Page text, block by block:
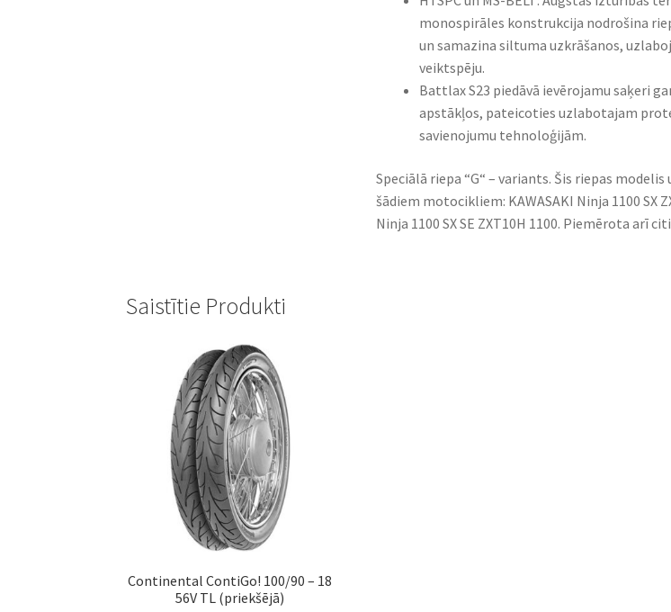
monospirāles konstrukcija nodrošina
un samazina siltuma uzkrāšanos,
veiktspēju.​
Battlax S23 piedāvā ievērojamu saķeri
apstākļos, pateicoties uzlabotajam
savienojumu tehnoloģijām.
Speciālā riepa “G“ – variants. Šis riepas
šādiem motocikliem: KAWASAKI Ninja 1100 SX
Ninja 1100 SX SE ZXT10H 1100. Piemērota arī
Saistītie Produkti
Continental ContiGo! 100/90 – 18
56V TL (priekšējā)